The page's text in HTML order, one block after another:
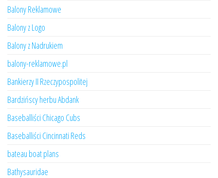
Balony Reklamowe
Balony z Logo
Balony z Nadrukiem
balony-reklamowe.pl
Bankierzy II Rzeczypospolitej
Bardzińscy herbu Abdank
Baseballiści Chicago Cubs
Baseballiści Cincinnati Reds
bateau boat plans
Bathysauridae